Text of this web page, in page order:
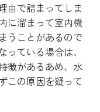
由で詰まってしま
に溜まって室内機
うことがあるので
ている場合は、
徴があるあめ、水
この原因を疑って